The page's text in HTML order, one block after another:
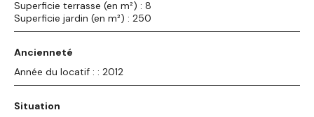
Superficie terrasse (en m²) : 8
Superficie jardin (en m²) : 250
Ancienneté
Année du locatif : : 2012
Situation